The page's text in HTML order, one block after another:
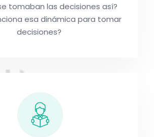
se tomaban las decisiones así?
esa dinámica para tomar
decisiones?